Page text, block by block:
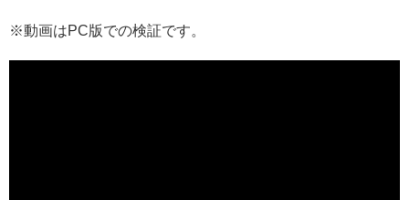
※動画はPC版での検証です。